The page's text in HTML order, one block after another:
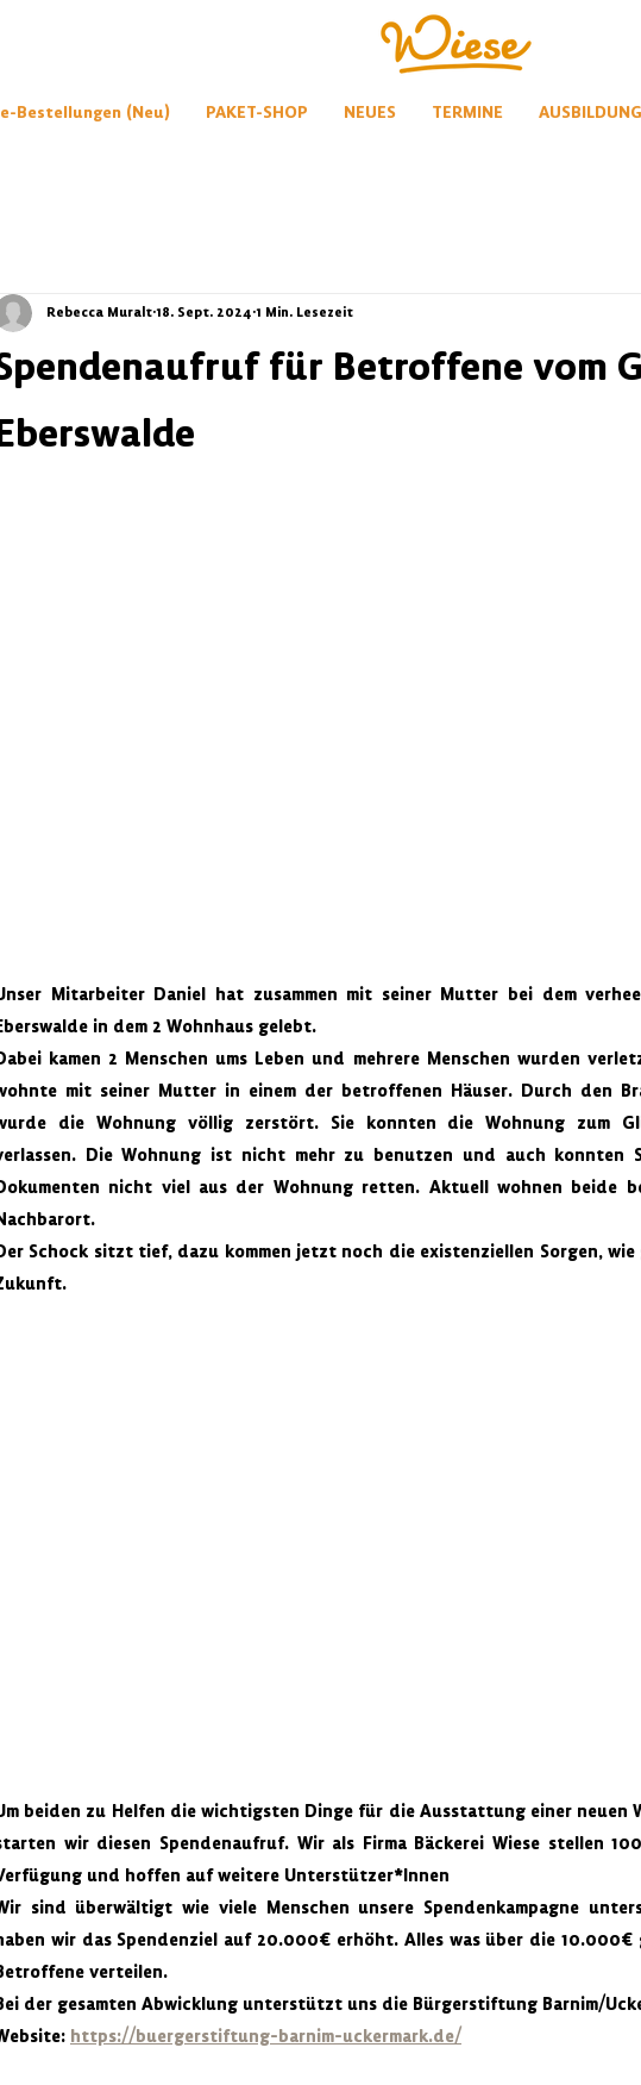
Bestellungen (Neu) PAKET-SHOP NEUES TERMINE AUSBILDUNG
für Betroffene vom
Rebecca Muralt18. Sept. 2024 1 Min. Lesezeit
Mitarbeiter Daniel hat zusammen mit seiner Mutter bei dem
in dem 2 Wohnhaus gelebt.
kamen 2 Menschen ums Leben und mehrere Menschen wurden
mit seiner Mutter in einem der betroffenen Häuser. Durch den
die Wohnung völlig zerstört. Sie konnten die Wohnung zum
Die Wohnung ist nicht mehr zu benutzen und auch konnten
nicht viel aus der Wohnung retten. Aktuell wohnen beide
Schock sitzt tief, dazu kommen jetzt noch die existenziellen Sorgen,
beiden zu Helfen die wichtigsten Dinge für die Ausstattung einer neuen
wir diesen Spendenaufruf. Wir als Firma Bäckerei Wiese stellen
und hoffen auf weitere Unterstützer*Innen
sind überwältigt wie viele Menschen unsere Spendenkampagne
wir das Spendenziel auf 20.000€ erhöht. Alles was über die
verteilen.
der gesamten Abwicklung unterstützt uns die Bürgerstiftung Barnim/
https://buergerstiftung-barnim-uckermark.de/